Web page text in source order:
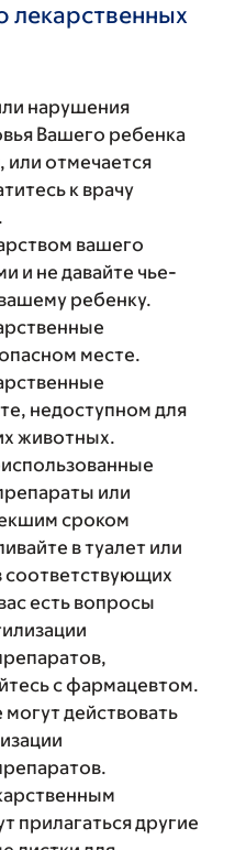
лекарственных
нарушения
Вашего ребенка
отмечается
к врачу
вашего
и не давайте чье-
ребенку.
месте.
недоступном для
животных.
или
сроком
в туалет или
соответствующих
есть вопросы
с фармацевтом.
действовать
прилагаться другие